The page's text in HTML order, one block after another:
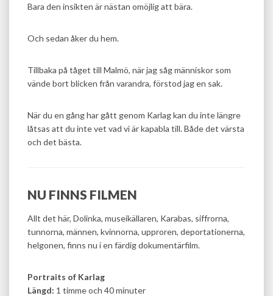
Bara den insikten är nästan omöjlig att bära.
Och sedan åker du hem.
Tillbaka på tåget till Malmö, när jag såg människor som
vände bort blicken från varandra, förstod jag en sak.
När du en gång har gått genom Karlag kan du inte längre
låtsas att du inte vet vad vi är kapabla till. Både det värsta
och det bästa.
NU FINNS FILMEN
Allt det här, Dolinka, museikällaren, Karabas, siffrorna,
tunnorna, männen, kvinnorna, upproren, deportationerna,
helgonen, finns nu i en färdig dokumentärfilm.
Portraits of Karlag
Längd: 1 timme och 40 minuter